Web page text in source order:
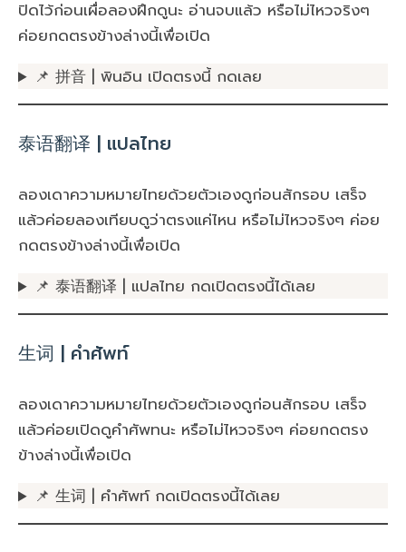
ปิดไว้ก่อนเผื่อลองฝึกดูนะ อ่านจบแล้ว หรือไม่ไหวจริงๆ
ค่อยกดตรงข้างล่างนี้เพื่อเปิด
📌 拼音 | พินอิน เปิดตรงนี้ กดเลย
泰语翻译 | แปลไทย
ลองเดาความหมายไทยด้วยตัวเองดูก่อนสักรอบ เสร็จ
แล้วค่อยลองเทียบดูว่าตรงแค่ไหน หรือไม่ไหวจริงๆ ค่อย
กดตรงข้างล่างนี้เพื่อเปิด
📌 泰语翻译 | แปลไทย กดเปิดตรงนี้ได้เลย
生词 | คำศัพท์
ลองเดาความหมายไทยด้วยตัวเองดูก่อนสักรอบ เสร็จ
แล้วค่อยเปิดดูคำศัพทนะ หรือไม่ไหวจริงๆ ค่อยกดตรง
ข้างล่างนี้เพื่อเปิด
📌 生词 | คำศัพท์ กดเปิดตรงนี้ได้เลย